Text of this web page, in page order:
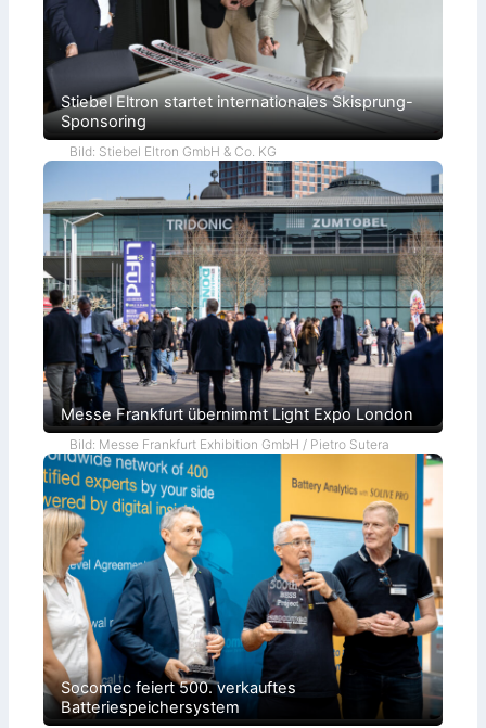
Stiebel Eltron startet internationales Skisprung-
Sponsoring
Bild: Stiebel Eltron GmbH & Co. KG
Messe Frankfurt übernimmt Light Expo London
Bild: Messe Frankfurt Exhibition GmbH / Pietro Sutera
Socomec feiert 500. verkauftes
Batteriespeichersystem